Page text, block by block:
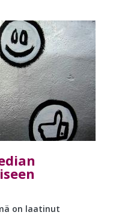
on laatinut